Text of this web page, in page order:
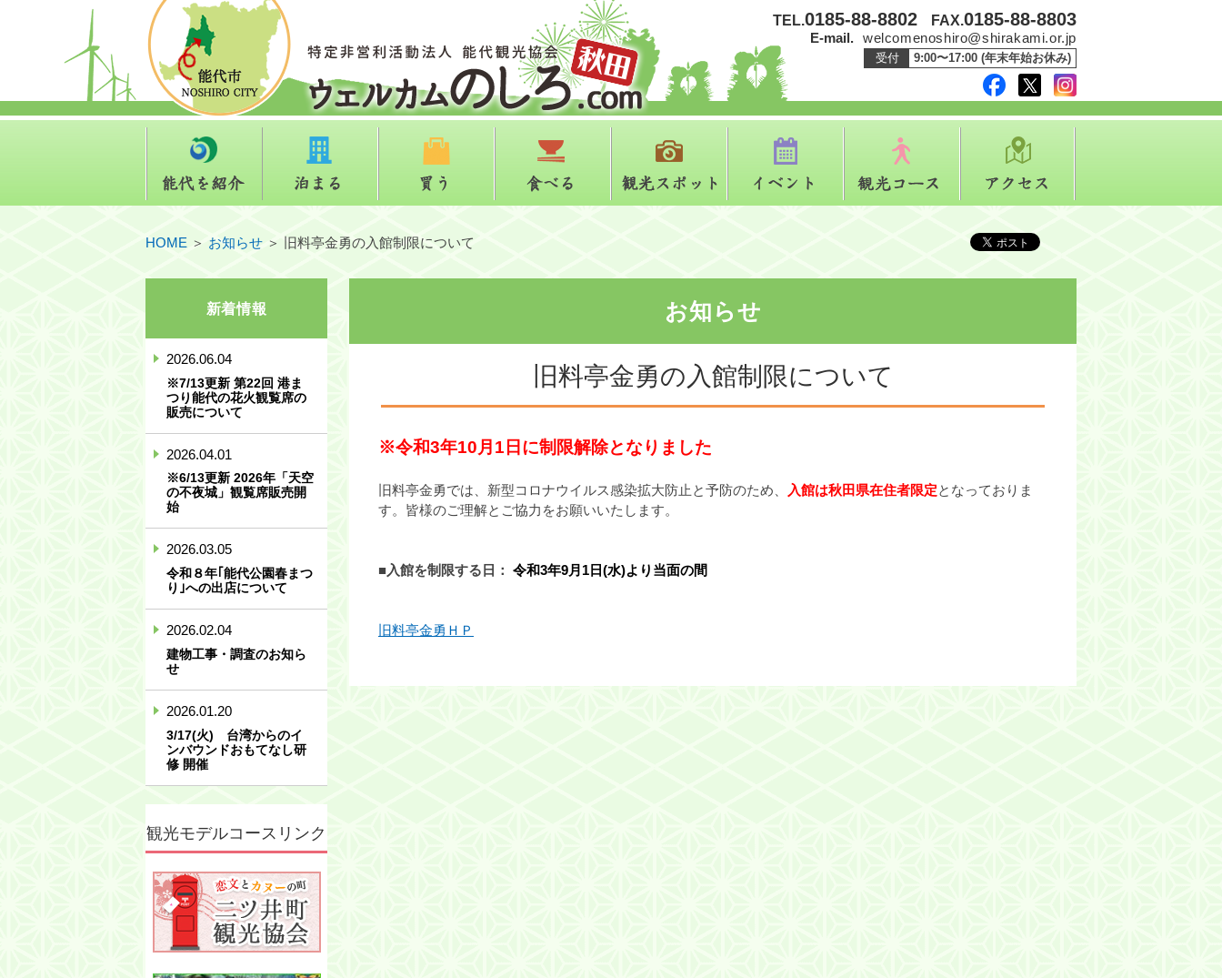
TEL.0185-88-8802 FAX.0185-88-8803
E-mail. welcomenoshiro@shirakami.or.jp
受付 9:00〜17:00 (年末年始お休み)
facebooktwitter
能代を紹介 観光スポット 観光コース
HOME ＞ お知らせ ＞ 旧料亭金勇の入館制限について
新着情報
2026.06.04
※7/13更新 第22回 港ま
つり能代の花火観覧席の
販売について
2026.04.01
※6/13更新 2026年「天空
の不夜城」観覧席販売開
始
2026.03.05
令和８年｢能代公園春まつ
り｣への出店について
2026.02.04
建物工事・調査のお知ら
せ
2026.01.20
3/17(火) 台湾からのイ
ンバウンドおもてなし研
修 開催
観光モデルコースリンク
お知らせ
旧料亭金勇の入館制限について
※令和3年10月1日に制限解除となりました
旧料亭金勇では、新型コロナウイルス感染拡大防止と予防のため、 入館は秋田県在住者限定となっておりま
す。皆様のご理解とご協力をお願いいたします。
■入館を制限する日： 令和3年9月1日(水)より当面の間
旧料亭金勇ＨＰ